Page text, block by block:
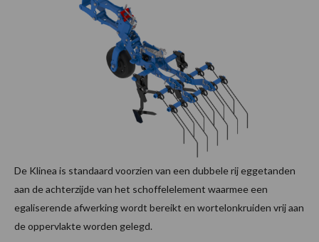
De Klinea is standaard voorzien van een dubbele rij eggetanden
aan de achterzijde van het schoffelelement waarmee een
egaliserende afwerking wordt bereikt en wortelonkruiden vrij aan
de oppervlakte worden gelegd.